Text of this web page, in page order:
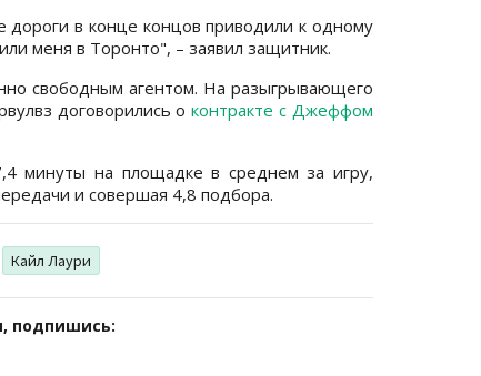
в конце концов приводили к одному
меня в Торонто", – заявил защитник.
свободным агентом. На разыгрывающего
договорились оконтракте с Джеффом
минуты на площадке в среднем за игру,
и совершая 4,8 подбора.
Кайл Лаури
подпишись: